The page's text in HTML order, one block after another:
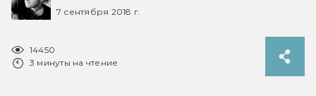
7 сентября 2018 г.
14450
3 минуты на чтение